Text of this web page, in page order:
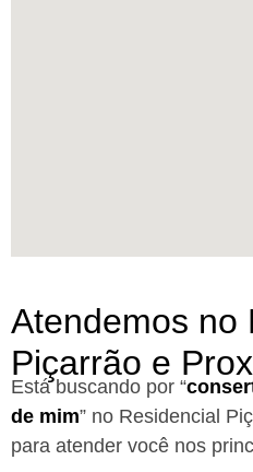
Atendemos no
Piçarrão e
Está buscando por “
de mim” no Residencial
para atender você nos